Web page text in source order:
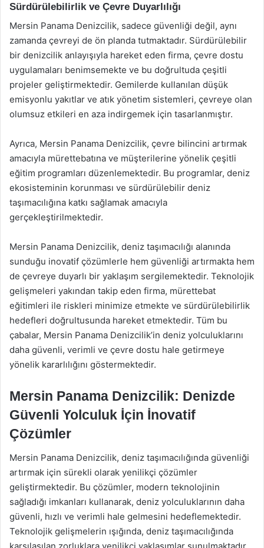
Sürdürülebilirlik ve Çevre Duyarlılığı
Mersin Panama Denizcilik, sadece güvenliği değil, aynı
zamanda çevreyi de ön planda tutmaktadır. Sürdürülebilir
bir denizcilik anlayışıyla hareket eden firma, çevre dostu
uygulamaları benimsemekte ve bu doğrultuda çeşitli
projeler geliştirmektedir. Gemilerde kullanılan düşük
emisyonlu yakıtlar ve atık yönetim sistemleri, çevreye olan
olumsuz etkileri en aza indirgemek için tasarlanmıştır.
Ayrıca, Mersin Panama Denizcilik, çevre bilincini artırmak
amacıyla mürettebatına ve müşterilerine yönelik çeşitli
eğitim programları düzenlemektedir. Bu programlar, deniz
ekosisteminin korunması ve sürdürülebilir deniz
taşımacılığına katkı sağlamak amacıyla
gerçekleştirilmektedir.
Mersin Panama Denizcilik, deniz taşımacılığı alanında
sunduğu inovatif çözümlerle hem güvenliği artırmakta hem
de çevreye duyarlı bir yaklaşım sergilemektedir. Teknolojik
gelişmeleri yakından takip eden firma, mürettebat
eğitimleri ile riskleri minimize etmekte ve sürdürülebilirlik
hedefleri doğrultusunda hareket etmektedir. Tüm bu
çabalar, Mersin Panama Denizcilik’in deniz yolculuklarını
daha güvenli, verimli ve çevre dostu hale getirmeye
yönelik kararlılığını göstermektedir.
Mersin Panama Denizcilik: Denizde
Güvenli Yolculuk İçin İnovatif
Çözümler
Mersin Panama Denizcilik, deniz taşımacılığında güvenliği
artırmak için sürekli olarak yenilikçi çözümler
geliştirmektedir. Bu çözümler, modern teknolojinin
sağladığı imkanları kullanarak, deniz yolculuklarının daha
güvenli, hızlı ve verimli hale gelmesini hedeflemektedir.
Teknolojik gelişmelerin ışığında, deniz taşımacılığında
karşılaşılan zorluklara yenilikçi yaklaşımlar sunulmaktadır.